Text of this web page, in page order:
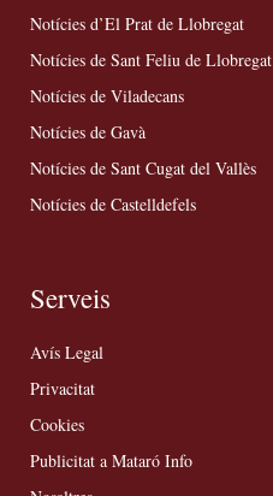
Notícies d’El Prat de Llobregat
Notícies de Sant Feliu de Llobregat
Notícies de Viladecans
Notícies de Gavà
Notícies de Sant Cugat del Vallès
Notícies de Castelldefels
Serveis
Avís Legal
Privacitat
Cookies
Publicitat a Mataró Info